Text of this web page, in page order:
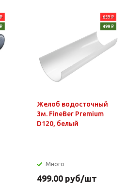
Желоб водосточный
3м. FineBer Premium
D120, белый
Много
499.00 руб/шт